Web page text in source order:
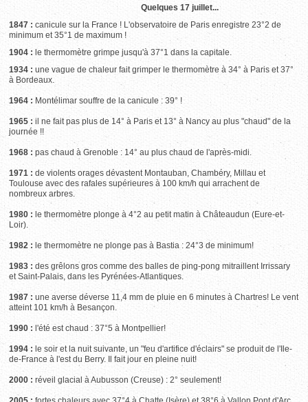
Quelques 17 juillet...
1847 : canicule sur la France ! L'observatoire de Paris enregistre 23°2 de
minimum et 35°1 de maximum !
1904 : le thermomètre grimpe jusqu'à 37°1 dans la capitale.
1934 : une vague de chaleur fait grimper le thermomètre à 34° à Paris et 37°
à Bordeaux.
1964 : Montélimar souffre de la canicule : 39° !
1965 : il ne fait pas plus de 14° à Paris et 13° à Nancy au plus "chaud" de la
journée !!
1968 : pas chaud à Grenoble : 14° au plus chaud de l'après-midi.
1971 : de violents orages dévastent Montauban, Chambéry, Millau et
Toulouse avec des rafales supérieures à 100 km/h qui arrachent de
nombreux arbres.
1980 : le thermomètre plonge à 4°2 au petit matin à Châteaudun (Eure-et-
Loir).
1982 : le thermomètre ne plonge pas à Bastia : 24°3 de minimum!
1983 : des grêlons gros comme des balles de ping-pong mitraillent Irrissary
et Saint-Palais, dans les Pyrénées-Atlantiques.
1987 : une averse déverse 11,4 mm de pluie en 6 minutes à Chartres! Le vent
atteint 101 km/h à Besançon.
1990 : l'été est chaud : 37°5 à Montpellier!
1994 : le soir et la nuit suivante, un "feu d'artifice d'éclairs" se produit de l'Ile-
de-France à l'est du Berry. Il fait jour en pleine nuit!
2000 : réveil glacial à Aubusson (Creuse) : 2° seulement!